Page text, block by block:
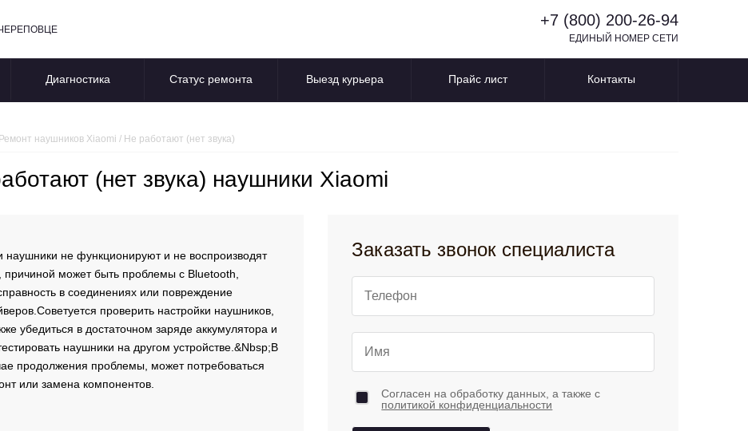
+7 (800) 200-26-94
ЕДИНЫЙ НОМЕР СЕТИ
Диагностика Статус ремонта Выезд курьера Прайс лист Контакты
Ремонт наушников Xiaomi / Не работают (нет звука)
(нет звука) наушники Xiaomi
наушники не функционируют и не воспроизводят
причиной может быть проблемы с Bluetooth,
в соединениях или повреждение
Советуется проверить настройки наушников,
убедиться в достаточном заряде аккумулятора и
наушники на другом устройстве.&Nbsp;В
продолжения проблемы, может потребоваться
или замена компонентов.
Заказать звонок специалиста
Согласен на обработку данных, а также с
политикой конфиденциальности